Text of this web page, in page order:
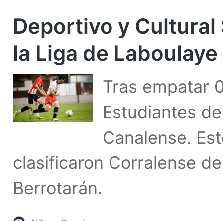
Deportivo y Cultural
la Liga de
Tras empatar
Estudiantes
Canalense.
clasificaron Corralense
Berrotarán.